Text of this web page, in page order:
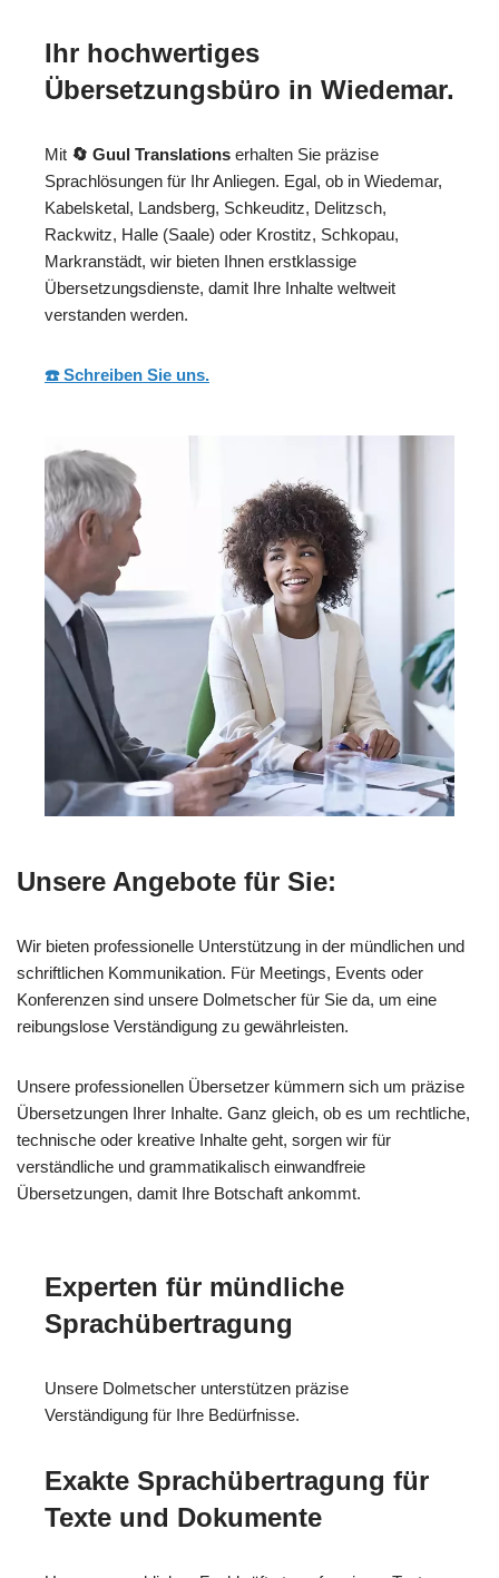
Ihr hochwertiges
Übersetzungsbüro in Wiedemar.
Mit 🔄 Guul Translations erhalten Sie präzise
Sprachlösungen für Ihr Anliegen. Egal, ob in Wiedemar,
Kabelsketal, Landsberg, Schkeuditz, Delitzsch,
Rackwitz, Halle (Saale) oder Krostitz, Schkopau,
Markranstädt, wir bieten Ihnen erstklassige
Übersetzungsdienste, damit Ihre Inhalte weltweit
verstanden werden.
☎️ Schreiben Sie uns.
Unsere Angebote für Sie:
Wir bieten professionelle Unterstützung in der mündlichen und
schriftlichen Kommunikation. Für Meetings, Events oder
Konferenzen sind unsere Dolmetscher für Sie da, um eine
reibungslose Verständigung zu gewährleisten.
Unsere professionellen Übersetzer kümmern sich um präzise
Übersetzungen Ihrer Inhalte. Ganz gleich, ob es um rechtliche,
technische oder kreative Inhalte geht, sorgen wir für
verständliche und grammatikalisch einwandfreie
Übersetzungen, damit Ihre Botschaft ankommt.
Experten für mündliche
Sprachübertragung
Unsere Dolmetscher unterstützen präzise
Verständigung für Ihre Bedürfnisse.
Exakte Sprachübertragung für
Texte und Dokumente